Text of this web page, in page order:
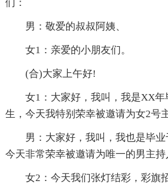
们：
男：敬爱的叔叔阿姨、
女1：亲爱的小朋友们。
(合)大家上午好!
女1：大家好，我叫，我是XX
生，今天我特别荣幸被邀请为女2号
男：大家好，我叫，我也是毕业
今天非常荣幸被邀请为唯一的男主持
女2：今天我们张灯结彩，彩旗